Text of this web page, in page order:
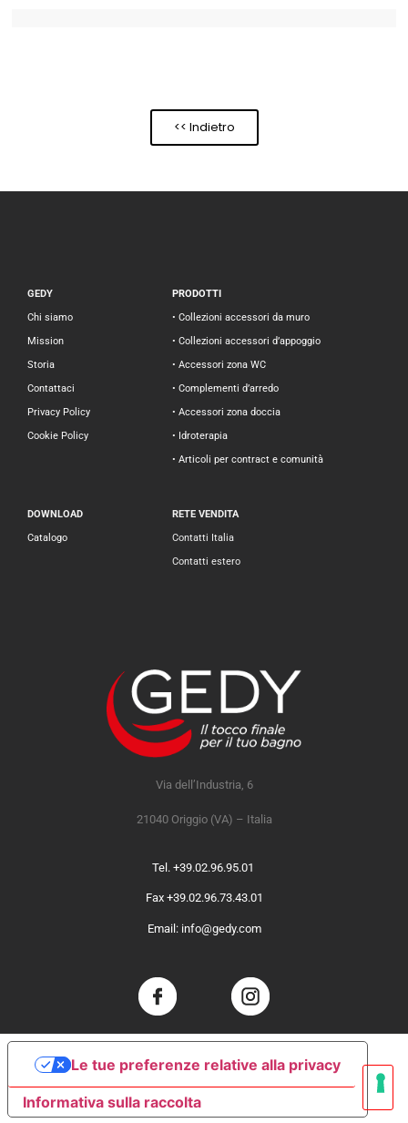
<< Indietro
GEDY
Chi siamo
Mission
Storia
Contattaci
Privacy Policy
Cookie Policy
PRODOTTI
• Collezioni accessori da muro
• Collezioni accessori d’appoggio
• Accessori zona WC
• Complementi d’arredo
• Accessori zona doccia
• Idroterapia
• Articoli per contract e comunità
DOWNLOAD
Catalogo
RETE VENDITA
Contatti Italia
Contatti estero
Via dell’Industria, 6
21040 Origgio (VA) – Italia
Tel. +39.02.96.95.01
Fax +39.02.96.73.43.01
Email: info@gedy.com
Informativa sulla raccolta
Le tue preferenze relative alla privacy